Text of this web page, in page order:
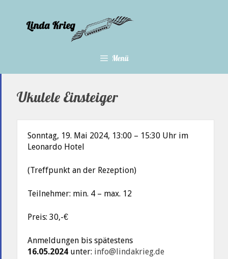
springen
Menü
Ukulele Einsteiger
Sonntag, 19. Mai 2024, 13:00 – 15:30 Uhr im
Leonardo Hotel
(Treffpunkt an der Rezeption)
Teilnehmer: min. 4 – max. 12
Preis: 30,-€
Anmeldungen bis spätestens
16.05.2024 unter: info@lindakrieg.de